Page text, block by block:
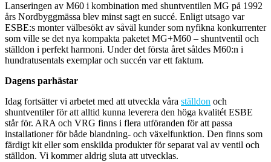
Lanseringen av M60 i kombination med shuntventilen MG på 1992
års Nordbyggmässa blev minst sagt en succé. Enligt utsago var
ESBE:s monter välbesökt av såväl kunder som nyfikna konkurrenter
som ville se det nya kompakta paketet MG+M60 – shuntventil och
ställdon i perfekt harmoni. Under det första året såldes M60:n i
hundratusentals exemplar och succén var ett faktum.
Dagens parhästar
Idag fortsätter vi arbetet med att utveckla våra ställdon och
shuntventiler för att alltid kunna leverera den höga kvalitét ESBE
står för. ARA och VRG finns i flera utföranden för att passa
installationer för både blandning- och växelfunktion. Den finns som
färdigt kit eller som enskilda produkter för separat val av ventil och
ställdon. Vi kommer aldrig sluta att utvecklas.